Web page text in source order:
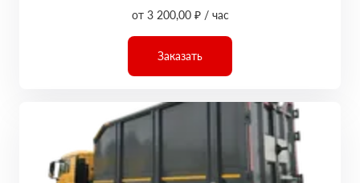
от 3 200,00 ₽ / час
Заказать